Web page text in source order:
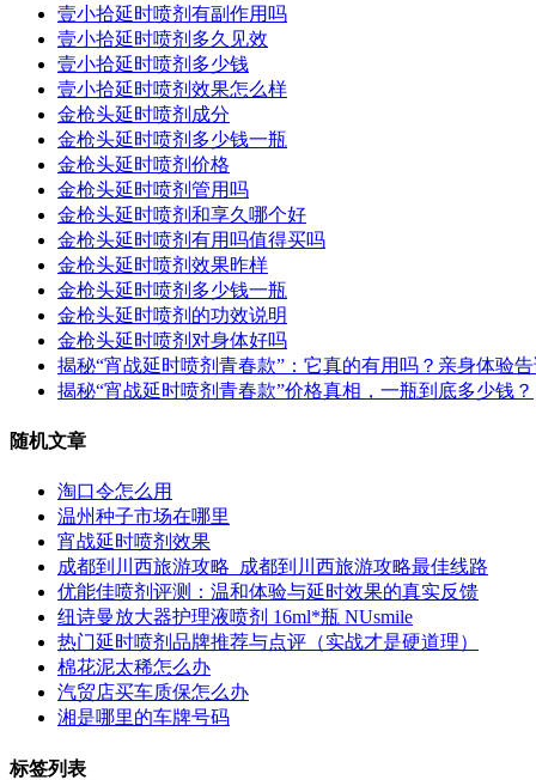
壹小拾延时喷剂有副作用吗
壹小拾延时喷剂多久见效
壹小拾延时喷剂多少钱
壹小拾延时喷剂效果怎么样
金枪头延时喷剂成分
金枪头延时喷剂多少钱一瓶
金枪头延时喷剂价格
金枪头延时喷剂管用吗
金枪头延时喷剂和享久哪个好
金枪头延时喷剂有用吗值得买吗
金枪头延时喷剂效果昨样
金枪头延时喷剂多少钱一瓶
金枪头延时喷剂的功效说明
金枪头延时喷剂对身体好吗
揭秘“宵战延时喷剂青春款”：它真的有用吗？亲身体验告
揭秘“宵战延时喷剂青春款”价格真相，一瓶到底多少钱？
随机文章
淘口令怎么用
温州种子市场在哪里
宵战延时喷剂效果
成都到川西旅游攻略_成都到川西旅游攻略最佳线路
优能佳喷剂评测：温和体验与延时效果的真实反馈
纽诗曼放大器护理液喷剂 16ml*瓶 NUsmile
热门延时喷剂品牌推荐与点评（实战才是硬道理）
棉花泥太稀怎么办
汽贸店买车质保怎么办
湘是哪里的车牌号码
标签列表